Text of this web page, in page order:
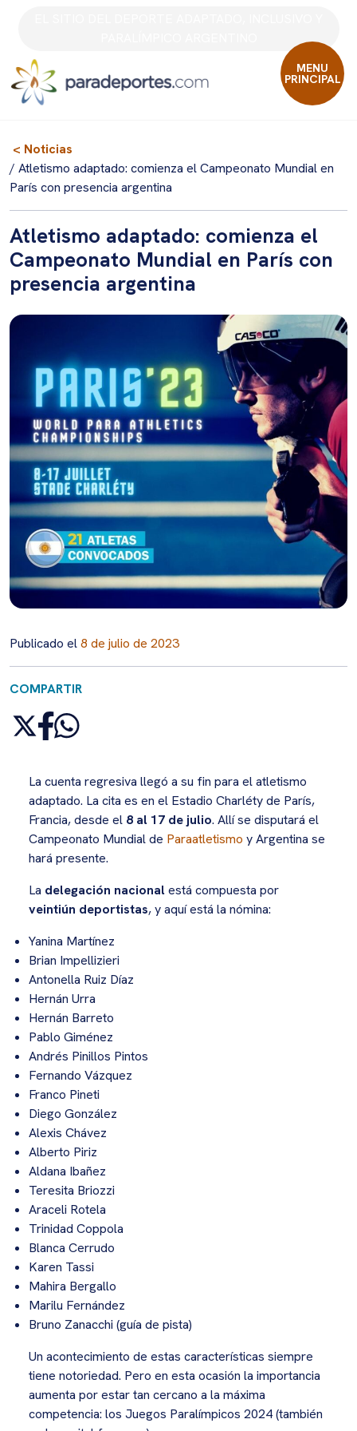
MENU
PRINCIPAL
< Noticias
/ Atletismo adaptado: comienza el Campeonato Mundial en
París con presencia argentina
Atletismo adaptado: comienza el
Campeonato Mundial en París con
presencia argentina
Publicado el8 de julio de 2023
COMPARTIR
La cuenta regresiva llegó a su fin para el atletismo
adaptado. La cita es en el Estadio Charléty de París,
Francia, desde el 8 al 17 de julio. Allí se disputará el
Campeonato Mundial de Paraatletismo y Argentina se
hará presente.
La delegación nacionalestá compuesta por
veintiún deportistas, y aquí está la nómina:
Yanina Martínez
Brian Impellizieri
Antonella Ruiz Díaz
Hernán Urra
Hernán Barreto
Pablo Giménez
Andrés Pinillos Pintos
Fernando Vázquez
Franco Pineti
Diego González
Alexis Chávez
Alberto Piriz
Aldana Ibañez
Teresita Briozzi
Araceli Rotela
Trinidad Coppola
Blanca Cerrudo
Karen Tassi
Mahira Bergallo
Marilu Fernández
Bruno Zanacchi (guía de pista)
Un acontecimiento de estas características siempre
tiene notoriedad. Pero en esta ocasión la importancia
aumenta por estar tan cercano a la máxima
competencia: los Juegos Paralímpicos 2024 (también